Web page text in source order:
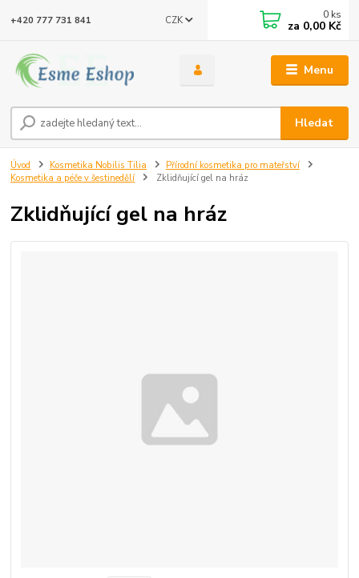
Menu
CZK
Hledat
+420 777 731 841 0 ks
za 0,00 Kč
Úvod Kosmetika Nobilis Tilia
Přírodní kosmetika pro mateřství
Kosmetika a péče v šestinedělí
Zklidňující gel na hráz
Zklidňující gel na hráz